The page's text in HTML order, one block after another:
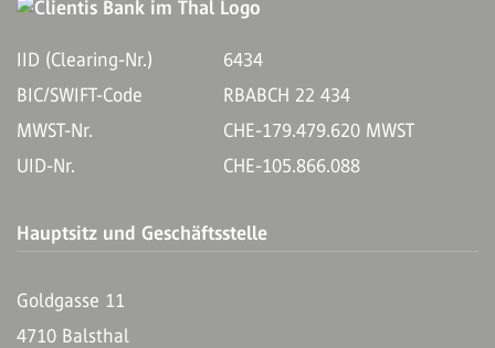
IID (Clearing-Nr.)
6434
BIC/SWIFT-Code
RBABCH 22 434
MWST-Nr.
CHE-179.479.620 MWST
UID-Nr.
CHE-105.866.088
Hauptsitz und Geschäftsstelle
Goldgasse 11
4710 Balsthal